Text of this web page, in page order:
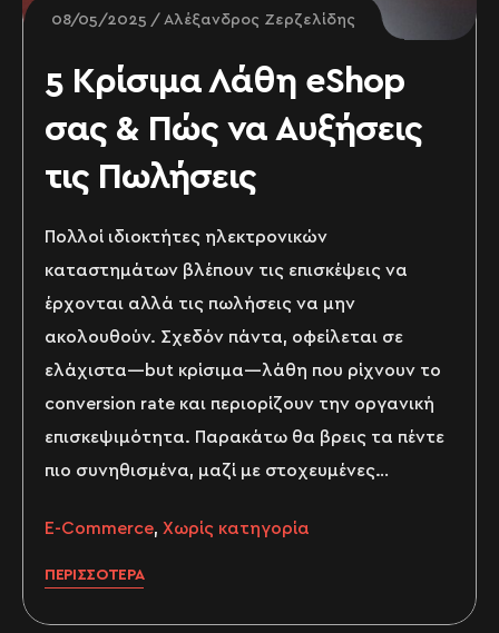
08/05/2025 Αλέξανδρος Ζερζελίδης
5 Κρίσιμα Λάθη eShop
σας & Πώς να Αυξήσεις
τις Πωλήσεις
Πολλοί ιδιοκτήτες ηλεκτρονικών
καταστημάτων βλέπουν τις επισκέψεις να
έρχονται αλλά τις πωλήσεις να μην
ακολουθούν. Σχεδόν πάντα, οφείλεται σε
ελάχιστα—but κρίσιμα—λάθη που ρίχνουν το
conversion rate και περιορίζουν την οργανική
επισκεψιμότητα. Παρακάτω θα βρεις τα πέντε
πιο συνηθισμένα, μαζί με στοχευμένες…
E-Commerce, Χωρίς κατηγορία
ΠΕΡΙΣΣΌΤΕΡΑ